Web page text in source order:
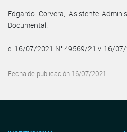
Edgardo Corvera, Asistente
Documental.
e. 16/07/2021 N° 49569/21 v. 16/
Fecha de publicación 16/07/2021